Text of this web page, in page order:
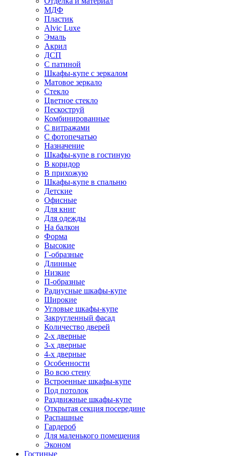
МДФ
Пластик
Alvic Luxe
Эмаль
Акрил
ДСП
С патиной
Шкафы-купе с зеркалом
Матовое зеркало
Стекло
Цветное стекло
Пескоструй
Комбинированные
С витражами
С фотопечатью
Назначение
Шкафы-купе в гостиную
В коридор
В прихожую
Шкафы-купе в спальню
Детские
Офисные
Для книг
Для одежды
На балкон
Форма
Высокие
Г-образные
Длинные
Низкие
П-образные
Радиусные шкафы-купе
Широкие
Угловые шкафы-купе
Закругленный фасад
Количество дверей
2-х дверные
3-х дверные
4-х дверные
Особенности
Во всю стену
Встроенные шкафы-купе
Под потолок
Раздвижные шкафы-купе
Открытая секция посередине
Распашные
Гардероб
Для маленького помещения
Эконом
Гостиные